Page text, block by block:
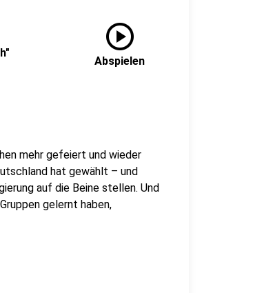
play_circle
Abspielen
mehr gefeiert und wieder
hat gewählt – und
auf die Beine stellen. Und
gelernt haben,